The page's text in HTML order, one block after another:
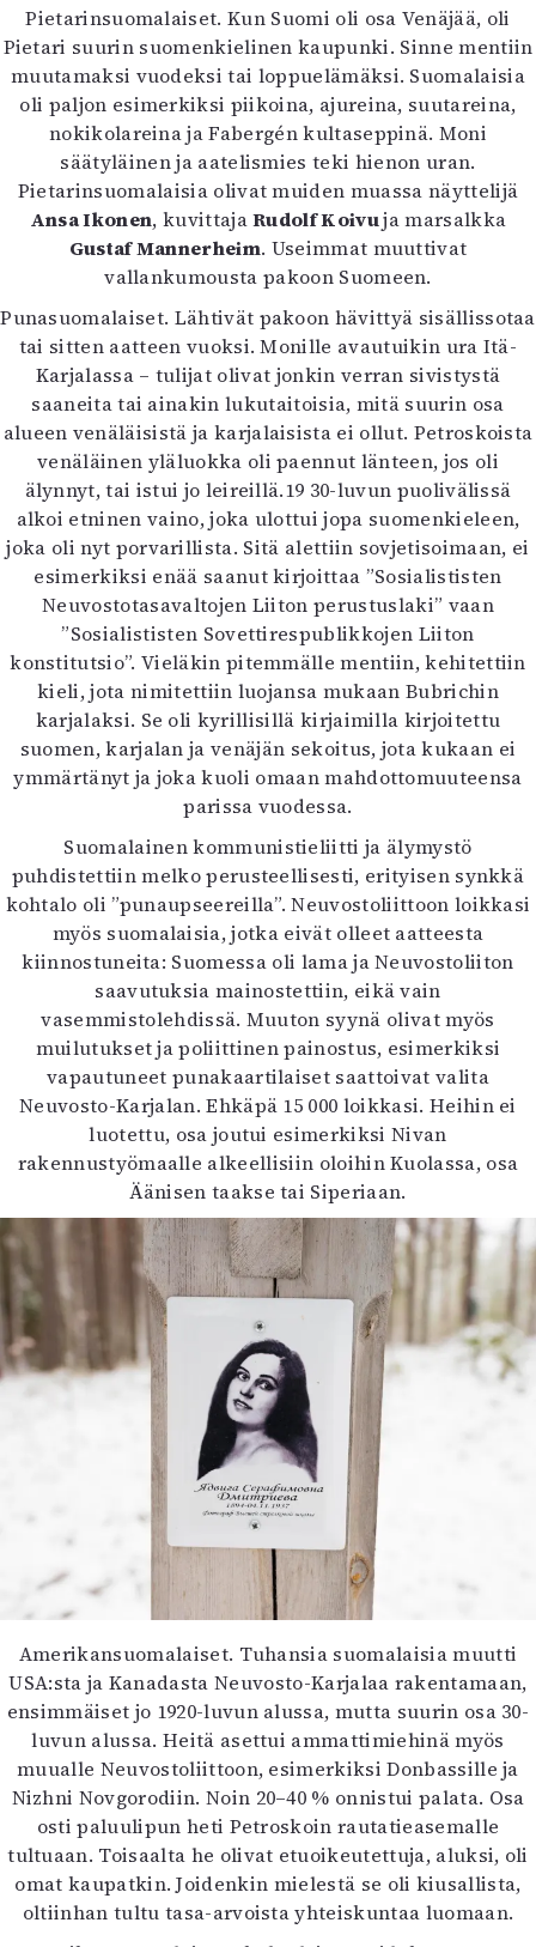
Pietarinsuomalaiset. Kun Suomi oli osa Venäjää, oli
Pietari suurin suomenkielinen kaupunki. Sinne mentiin
muutamaksi vuodeksi tai loppuelämäksi. Suomalaisia
oli paljon esimerkiksi piikoina, ajureina, suutareina,
nokikolareina ja Fabergén kultaseppinä. Moni
säätyläinen ja aatelismies teki hienon uran.
Pietarinsuomalaisia olivat muiden muassa näyttelijä
Ansa Ikonen, kuvittajaRudolf Koivuja marsalkka
Gustaf Mannerheim. Useimmat muuttivat
vallankumousta pakoon Suomeen.
Punasuomalaiset. Lähtivät pakoon hävittyä sisällissotaa
tai sitten aatteen vuoksi. Monille avautuikin ura Itä-
Karjalassa – tulijat olivat jonkin verran sivistystä
saaneita tai ainakin lukutaitoisia, mitä suurin osa
alueen venäläisistä ja karjalaisista ei ollut. Petroskoista
venäläinen yläluokka oli paennut länteen, jos oli
älynnyt, tai istui jo leireillä.19 30-luvun puolivälissä
alkoi etninen vaino, joka ulottui jopa suomenkieleen,
joka oli nyt porvarillista. Sitä alettiin sovjetisoimaan, ei
esimerkiksi enää saanut kirjoittaa ”Sosialististen
Neuvostotasavaltojen Liiton perustuslaki” vaan
”Sosialististen Sovettirespublikkojen Liiton
konstitutsio”. Vieläkin pitemmälle mentiin, kehitettiin
kieli, jota nimitettiin luojansa mukaan Bubrichin
karjalaksi. Se oli kyrillisillä kirjaimilla kirjoitettu
suomen, karjalan ja venäjän sekoitus, jota kukaan ei
ymmärtänyt ja joka kuoli omaan mahdottomuuteensa
parissa vuodessa.
Suomalainen kommunistieliitti ja älymystö
puhdistettiin melko perusteellisesti, erityisen synkkä
kohtalo oli ”punaupseereilla”. Neuvostoliittoon loikkasi
myös suomalaisia, jotka eivät olleet aatteesta
kiinnostuneita: Suomessa oli lama ja Neuvostoliiton
saavutuksia mainostettiin, eikä vain
vasemmistolehdissä. Muuton syynä olivat myös
muilutukset ja poliittinen painostus, esimerkiksi
vapautuneet punakaartilaiset saattoivat valita
Neuvosto-Karjalan. Ehkäpä 15 000 loikkasi. Heihin ei
luotettu, osa joutui esimerkiksi Nivan
rakennustyömaalle alkeellisiin oloihin Kuolassa, osa
Äänisen taakse tai Siperiaan.
Amerikansuomalaiset. Tuhansia suomalaisia muutti
USA:sta ja Kanadasta Neuvosto-Karjalaa rakentamaan,
ensimmäiset jo 1920-luvun alussa, mutta suurin osa 30-
luvun alussa. Heitä asettui ammattimiehinä myös
muualle Neuvostoliittoon, esimerkiksi Donbassille ja
Nizhni Novgorodiin. Noin 20–40 % onnistui palata. Osa
osti paluulipun heti Petroskoin rautatieasemalle
tultuaan. Toisaalta he olivat etuoikeutettuja, aluksi, oli
omat kaupatkin. Joidenkin mielestä se oli kiusallista,
oltiinhan tultu tasa-arvoista yhteiskuntaa luomaan.